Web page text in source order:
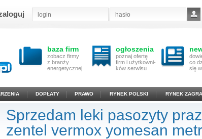
baza firm
zobacz firmy
z branży
energetycznej
ogłoszenia
poznaj ofertę
firm i użytkowni-
ków serwisu
co
się
DOPŁATY PRAWO RYNEK POLSKI RYNEK
Sprzedam leki pasozyty
zentel vermox yomesan